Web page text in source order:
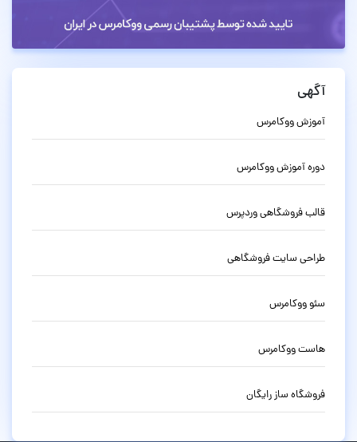
آگهی
آموزش ووکامرس
دوره آموزش ووکامرس
قالب فروشگاهی وردپرس
طراحی سایت فروشگاهی
سئو ووکامرس
هاست ووکامرس
فروشگاه ساز رایگان